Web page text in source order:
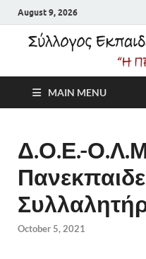
August 9, 2026
Σύλλογος
Πειραιά
MAIN MENU
Δ.Ο.Ε.-
October 5, 2021